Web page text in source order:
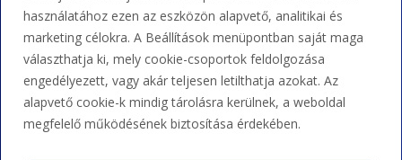
Támogatás
+36 202 343 883
admin@zoner.hu
használatához ezen az eszközön alapvető, analitikai és
marketing célokra. A Beállítások menüpontban saját maga
választhatja ki, mely cookie-csoportok feldolgozása
engedélyezett, vagy akár teljesen letilthatja azokat. Az
alapvető cookie-k mindig tárolásra kerülnek, a weboldal
megfelelő működésének biztosítása érdekében.